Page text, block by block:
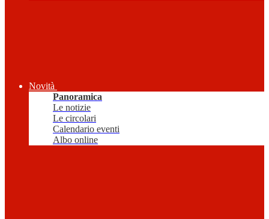
Novità
Panoramica
Le notizie
Le circolari
Calendario eventi
Albo online